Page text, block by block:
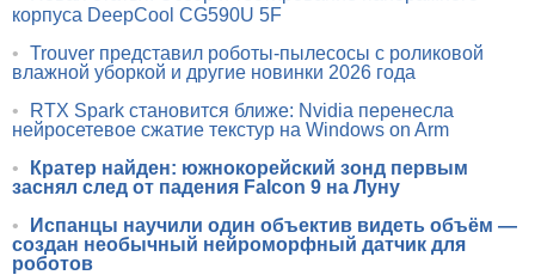
корпуса DeepCool CG590U 5F
• Trouver представил роботы-пылесосы с роликовой
влажной уборкой и другие новинки 2026 года
•
RTX Spark становится ближе: Nvidia перенесла
нейросетевое сжатие текстур на Windows on Arm
•
Кратер найден: южнокорейский зонд первым
заснял след от падения Falcon 9 на Луну
•
Испанцы научили один объектив видеть объём —
создан необычный нейроморфный датчик для
роботов